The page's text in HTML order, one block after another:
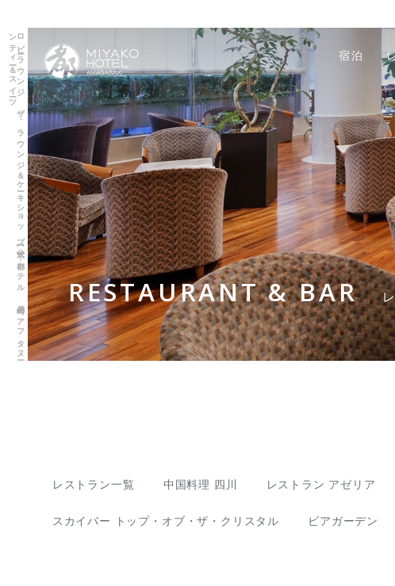
ロ
ビ
ーラ
ウ
ン
ジ
ザ
･
ラ
ウ
ン
ジ
＆
ケ
ーキ
シ
ョ
ッ
プ
【公式】｜
都ホ
テ
ル
尼崎の
ア
フ
タ
ヌ
ー
ン
テ
ィ
ー＆
ス
イ
ーツ 宿泊
RESTAURANT & BAR
レストラン一覧 中国料理 四川 レストラン アゼリア
スカイバー トップ・オブ・ザ・クリスタル ビアガーデン